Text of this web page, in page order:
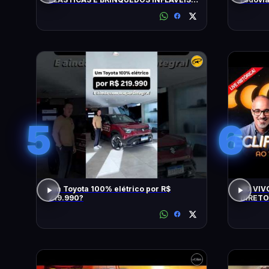
5
Um Toyota 100% elétrico por R$
219.990?
6
AO